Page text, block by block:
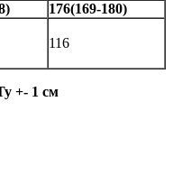
176(169-180)
116
+- 1 см